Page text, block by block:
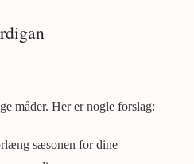
måder. Her er nogle forslag:
sæsonen for dine